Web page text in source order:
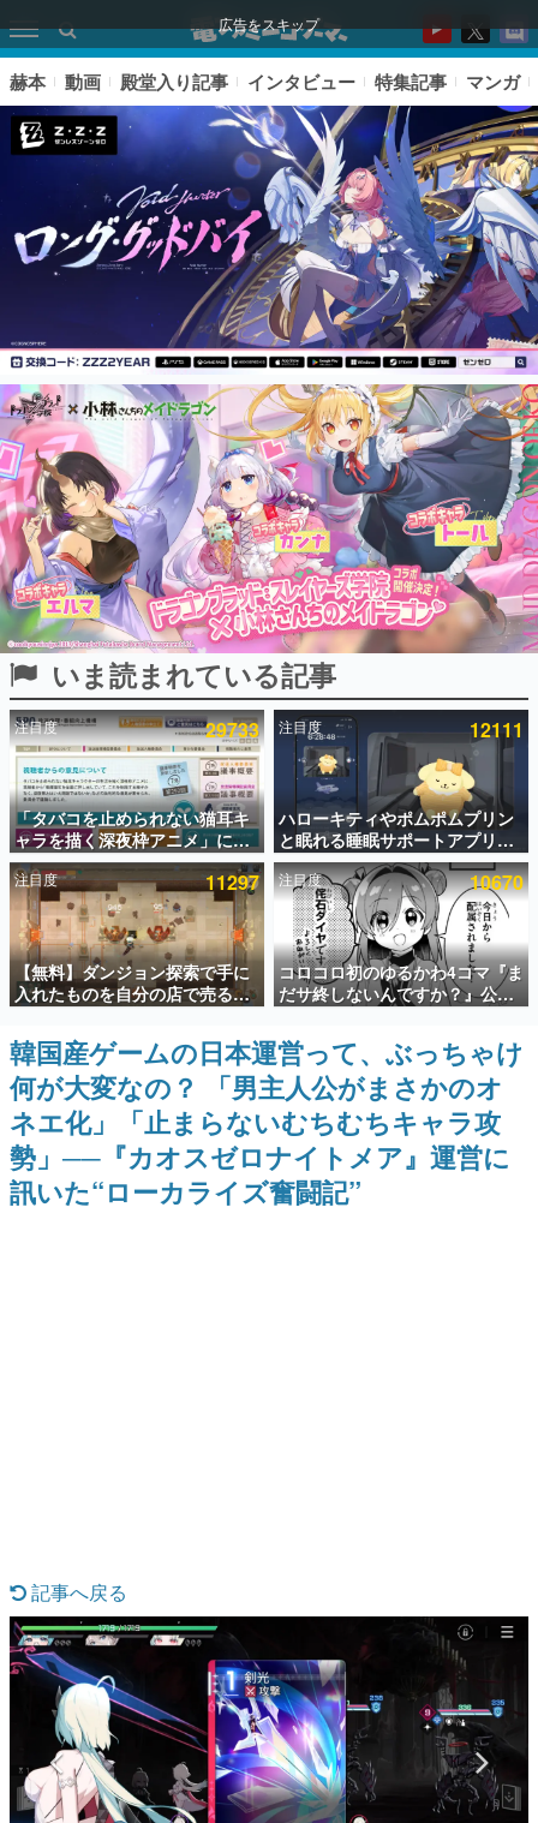
広告をスキップ
ピックアップ
電ファミのいま読まれている記事ランキング
アプリセール情報
インタビュー
連載・特集一覧
殿堂入り記事
SNS拡散数が数千以上！ ページビュー数万以上！ などな
ど。多くの人々に読まれた、電ファミ渾身の“殿堂入り”記
事をまとめました。
ゲームの企画書
名作ゲームクリエイターの方々に製作時のエピソードをお
聞きし、ヒットする企画（ゲーム）とは何か？を探ってい
きます。
赫本
この物語を解いてはいけない。『赫本』は、〈試験問題〉
の形をした短編ホラー小説集です。
新世代に訊く
これからのデジタルゲーム市場を担う若きクリエイター達
の姿を追い、彼らのルーツと情熱を探っていきます。
ゲーム世代の作家たち
ゲームに多大な影響を受けた作家さんに取材し、ゲームが
日本のコンテンツ産業やカルチャーに与えた影響を探る企
画です。
日本モバイルゲーム産業史
日本のモバイルゲーム史における主要なトピック・タイト
ルを網羅するほか、開発者へのインタビューや識者による
解説を掲載。約20年の歴史が一望できる決定版！
特集記事
マンガ
女性向け
アプリレビュー
その他
赫本 動画 殿堂入り記事 インタビュー 特集記事 マンガ
いま読まれている記事
注目度 29733
「タバコを止められない猫耳キ
ャラを描く深夜枠アニメ」に視
聴者の一部から批判意見。違法
薬物の使用と思わしき描写も含
めて、BPOが議論を交わす
注目度 12111
ハローキティやポムポムプリン
と眠れる睡眠サポートアプリ
『ゆめたび』が配信中。キャラ
ごとのASMRや目覚ましアラー
ムも搭載
注目度 11297
【無料】ダンジョン探索で手に
入れたものを自分の店で売るゲ
ーム『Moonlighter』がSteam
にて無料配布中！続編
『Moonlighter 2』の9月2日正
式リリースを記念したキャンペ
ーン
注目度 10670
コロコロ初のゆるかわ4コマ『ま
だサ終しないんですか？』公開
スタート。主人公は新入社員の
侘石ダイヤ、ゲーム会社を舞台
にトラブルへ対応する社員たち
を描く
韓国産ゲームの日本運営って、ぶっちゃけ
何が大変なの？ 「男主人公がまさかのオ
ネエ化」「止まらないむちむちキャラ攻
勢」──『カオスゼロナイトメア』運営に
訊いた“ローカライズ奮闘記”
記事へ戻る